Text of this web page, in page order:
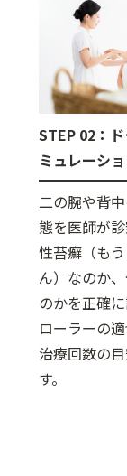
STEP 02：
ミュレーシ
二の腕や背
態を医師が
性苔癬（も
ん）なのか
のかを正確
ローラーの
治療回数の
す。